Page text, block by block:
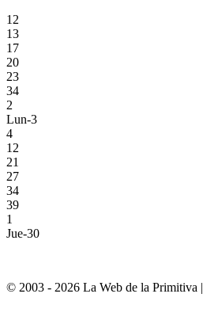
12
13
17
20
23
34
2
Lun-3
4
12
21
27
34
39
1
Jue-30
© 2003 - 2026 La Web de la Primitiva |